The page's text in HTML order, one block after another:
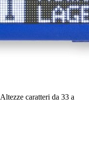
Altezze caratteri da 33 a